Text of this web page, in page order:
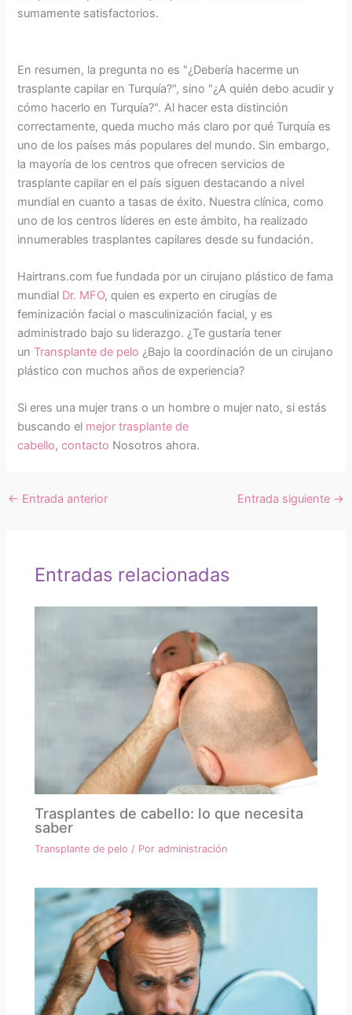
sumamente satisfactorios.
En resumen, la pregunta no es "¿Debería hacerme un
trasplante capilar en Turquía?", sino "¿A quién debo acudir y
cómo hacerlo en Turquía?". Al hacer esta distinción
correctamente, queda mucho más claro por qué Turquía es
uno de los países más populares del mundo. Sin embargo,
la mayoría de los centros que ofrecen servicios de
trasplante capilar en el país siguen destacando a nivel
mundial en cuanto a tasas de éxito. Nuestra clínica, como
uno de los centros líderes en este ámbito, ha realizado
innumerables trasplantes capilares desde su fundación.
Hairtrans.com fue fundada por un cirujano plástico de fama
mundial Dr. MFO, quien es experto en cirugías de
feminización facial o masculinización facial, y es
administrado bajo su liderazgo. ¿Te gustaría tener
unTransplante de pelo ¿Bajo la coordinación de un cirujano
plástico con muchos años de experiencia?
Si eres una mujer trans o un hombre o mujer nato, si estás
buscando el mejor trasplante de
cabello,contacto Nosotros ahora.
← Entrada anterior Entrada siguiente →
Entradas relacionadas
Trasplantes de cabello: lo que necesita
saber
Transplante de pelo / Poradministración